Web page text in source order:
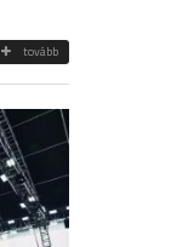
tovább